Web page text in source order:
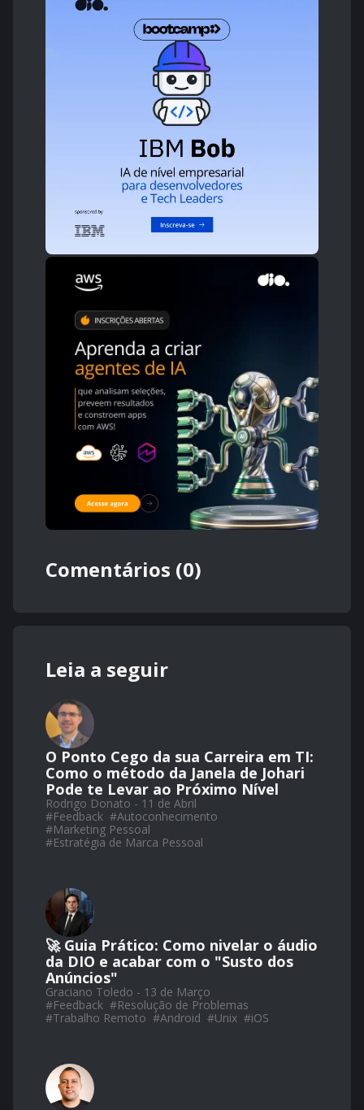
Comentários (0)
Leia a seguir
O Ponto Cego da sua Carreira em TI:
Como o método da Janela de Johari
Pode te Levar ao Próximo Nível
Rodrigo Donato - 11 de Abril
#Feedback #Autoconhecimento
#Marketing Pessoal
#Estratégia de Marca Pessoal
🚀 Guia Prático: Como nivelar o áudio
da DIO e acabar com o "Susto dos
Anúncios"
Graciano Toledo - 13 de Março
#Feedback #Resolução de Problemas
#Trabalho Remoto #Android #Unix #iOS